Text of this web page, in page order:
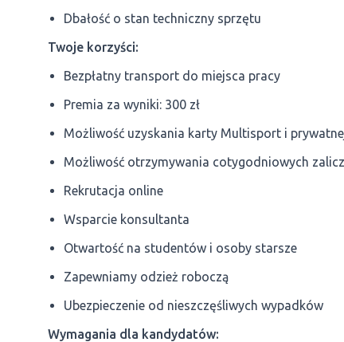
Dbałość o stan techniczny sprzętu
Twoje korzyści:
Bezpłatny transport do miejsca pracy
Premia za wyniki: 300 zł
Możliwość uzyskania karty Multisport i
Możliwość otrzymywania cotygodniowych
Rekrutacja online
Wsparcie konsultanta
Otwartość na studentów i osoby starsze
Zapewniamy odzież roboczą
Ubezpieczenie od nieszczęśliwych wypadków
Wymagania dla kandydatów: